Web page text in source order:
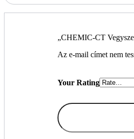
„CHEMIC-CT
Az e-mail címet nem
Your Rating